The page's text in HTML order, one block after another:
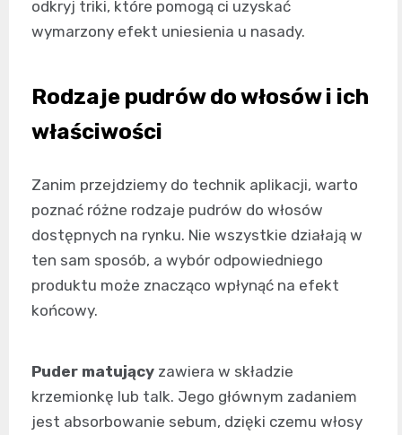
odkryj triki, które pomogą ci uzyskać
wymarzony efekt uniesienia u nasady.
Rodzaje pudrów do włosów i ich
właściwości
Zanim przejdziemy do technik aplikacji, warto
poznać różne rodzaje pudrów do włosów
dostępnych na rynku. Nie wszystkie działają w
ten sam sposób, a wybór odpowiedniego
produktu może znacząco wpłynąć na efekt
końcowy.
Puder matujący zawiera w składzie
krzemionkę lub talk. Jego głównym zadaniem
jest absorbowanie sebum, dzięki czemu włosy